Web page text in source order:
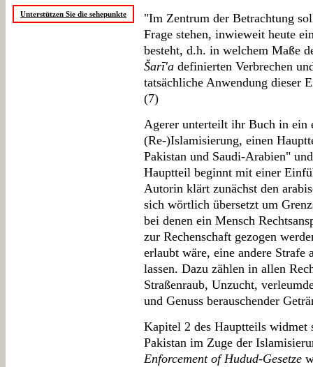
Unterstützen Sie die sehepunkte
"Im Zentrum der Betrachtung
Frage stehen, inwieweit heute
besteht, d.h. in welchem Maße
Šarī'a definierten Verbrechen
tatsächliche Anwendung dieser
(7)
Agerer unterteilt ihr Buch in ein
(Re-)Islamisierung, einen
Pakistan und Saudi-Arabien"
Hauptteil beginnt mit einer
Autorin klärt zunächst den
sich wörtlich übersetzt um
bei denen ein Mensch
zur Rechenschaft gezogen
erlaubt wäre, eine andere Strafe
lassen. Dazu zählen in allen
Straßenraub, Unzucht,
und Genuss berauschender
Kapitel 2 des Hauptteils
Pakistan im Zuge der
Enforcement of Hudud-Gesetze